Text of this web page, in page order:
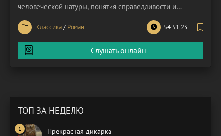
человеческой натуры, понятия справедливости и
разрушительную силу мести. История начинается в 1815
году, в Марселе, где молодой и доверчивый моряк
Эдмон Дантес готовится к свадьбе с прекрасной
Мерседес и к долгожданному повышению
Классика/ Роман 54:51:23
Слушать онлайн
ТОП ЗА НЕДЕЛЮ
Прекрасная дикарка